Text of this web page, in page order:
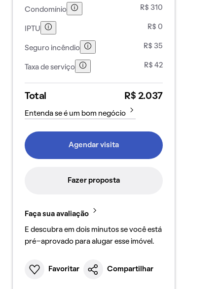
Condomínio R$ 310
IPTU R$ 0
Seguro incêndio R$ 35
Taxa de serviço R$ 42
Total R$ 2.037
Entenda se é um bom negócio
Agendar visita
Fazer proposta
Faça sua avaliação
E descubra em dois minutos se você está
pré-aprovado para alugar esse imóvel.
Favoritar Compartilhar